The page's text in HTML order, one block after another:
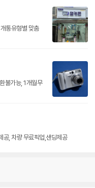
통유형별 맞춤
불가능, 1개월무
공, 차량 무료픽업,샌딩제공